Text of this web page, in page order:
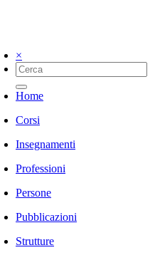
×
Home
Corsi
Insegnamenti
Professioni
Persone
Pubblicazioni
Strutture